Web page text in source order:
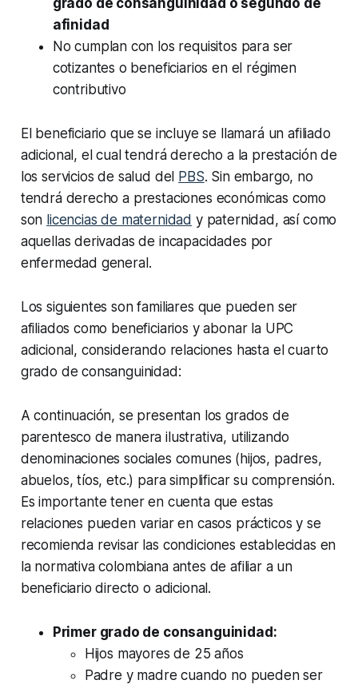
afinidad
No cumplan con los requisitos para ser
cotizantes o beneficiarios en el régimen
contributivo
El beneficiario que se incluye se llamará un afiliado
adicional, el cual tendrá derecho a la prestación de
los servicios de salud del PBS. Sin embargo, no
tendrá derecho a prestaciones económicas como
son licencias de maternidad y paternidad, así como
aquellas derivadas de incapacidades por
enfermedad general.
Los siguientes son familiares que pueden ser
afiliados como beneficiarios y abonar la UPC
adicional, considerando relaciones hasta el cuarto
grado de consanguinidad:
A continuación, se presentan los grados de
parentesco de manera ilustrativa, utilizando
denominaciones sociales comunes (hijos, padres,
abuelos, tíos, etc.) para simplificar su comprensión.
Es importante tener en cuenta que estas
relaciones pueden variar en casos prácticos y se
recomienda revisar las condiciones establecidas en
la normativa colombiana antes de afiliar a un
beneficiario directo o adicional.
Primer grado de consanguinidad:
Hijos mayores de 25 años
Padre y madre cuando no pueden ser